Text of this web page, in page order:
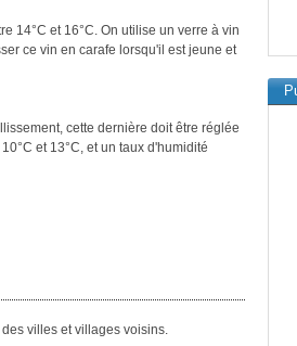
14°C et 16°C. On utilise un verre à vin
ce vin en carafe lorsqu'il est jeune et
cette dernière doit être réglée
et 13°C, et un taux d'humidité
villes et villages voisins.